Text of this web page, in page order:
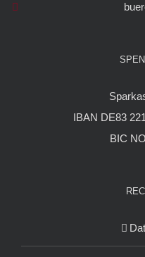
IBAN DE83
BIC